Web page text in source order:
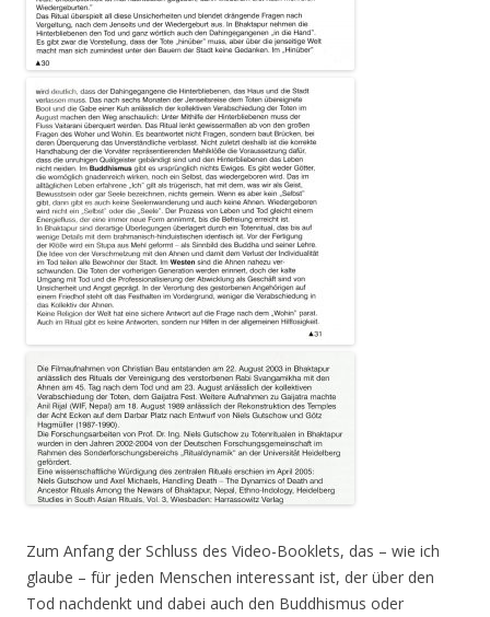
Zum Anfang der Schluss des Video-Booklets, das – wie ich
glaube – für jeden Menschen interessant ist, der über den
Tod nachdenkt und dabei auch den Buddhismus oder